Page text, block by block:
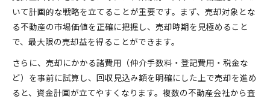
いて計画的な戦略を立てることが重要です。まず、売却対象とな
る不動産の市場価値を正確に把握し、売却時期を見極めること
で、最大限の売却益を得ることができます。
さらに、売却にかかる諸費用（仲介手数料・登記費用・税金な
ど）を事前に試算し、回収見込み額を明確にした上で売却を進め
ると、資金計画が立てやすくなります。複数の不動産会社から査